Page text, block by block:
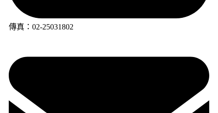
傳真：02-25031802